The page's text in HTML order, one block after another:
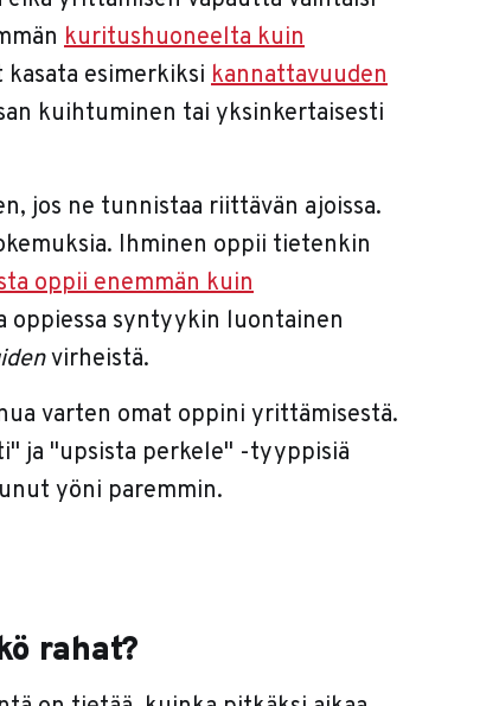
kuritushuoneelta kuin
esimerkiksi kannattavuuden
kuihtuminen tai yksinkertaisesti
jos ne tunnistaa riittävän ajoissa.
Ihminen oppii tietenkin
oppii enemmän kuin
oppiessa syntyykin luontainen
virheistä.
varten omat oppini yrittämisestä.
ja "upsista perkele" -tyyppisiä
yöni paremmin.
rahat?